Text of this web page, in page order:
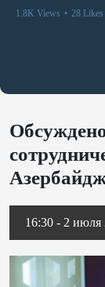
1.8K Views • 28 Likes
16:30 - 2 июля